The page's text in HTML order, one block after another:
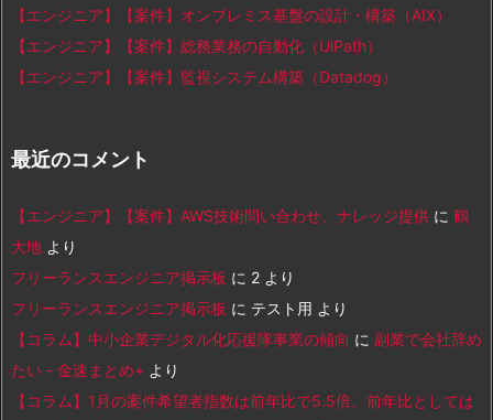
【エンジニア】【案件】オンプレミス基盤の設計・構築（AIX）
【エンジニア】【案件】総務業務の自動化（UiPath）
【エンジニア】【案件】監視システム構築（Datadog）
最近のコメント
【エンジニア】【案件】AWS技術問い合わせ、ナレッジ提供 に 鶴
大地 より
フリーランスエンジニア掲示板 に 2 より
フリーランスエンジニア掲示板 に テスト用 より
【コラム】中小企業デジタル化応援隊事業の傾向 に 副業で会社辞め
たい - 金速まとめ+ より
【コラム】1月の案件希望者指数は前年比で5.5倍、前年比としては